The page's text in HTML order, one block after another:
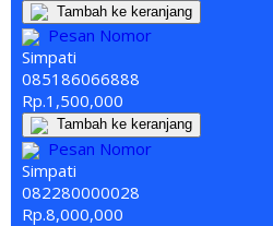
Tambah ke keranjang
Pesan Nomor
Simpati
085186066888
Rp.1,500,000
Tambah ke keranjang
Pesan Nomor
Simpati
082280000028
Rp.8,000,000